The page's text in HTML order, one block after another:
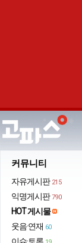
커뮤니티
자유게시판 215
익명게시판 790
HOT 게시물
웃음·연재 60